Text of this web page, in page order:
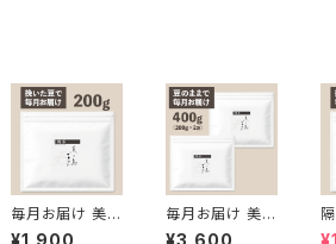
毎月お届け 美の
島ブレンド200g
¥1,900
毎月お届け 美の
島ブレンド400
¥3,600